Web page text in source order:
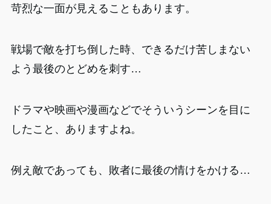
苛烈な一面が見えることもあります。
戦場で敵を打ち倒した時、できるだけ苦しまない
よう最後のとどめを刺す…
ドラマや映画や漫画などでそういうシーンを目に
したこと、ありますよね。
例え敵であっても、敗者に最後の情けをかける…